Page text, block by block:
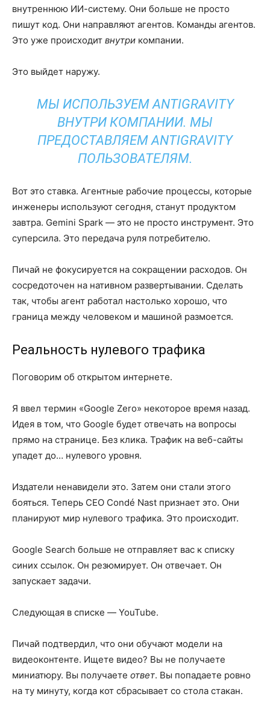
внутреннюю ИИ-систему. Они больше не просто
пишут код. Они направляют агентов. Команды агентов.
Это уже происходит внутри компании.
Это выйдет наружу.
МЫ ИСПОЛЬЗУЕМ ANTIGRAVITY
ВНУТРИ КОМПАНИИ. МЫ
ПРЕДОСТАВЛЯЕМ ANTIGRAVITY
ПОЛЬЗОВАТЕЛЯМ.
Вот это ставка. Агентные рабочие процессы, которые
инженеры используют сегодня, станут продуктом
завтра. Gemini Spark — это не просто инструмент. Это
суперсила. Это передача руля потребителю.
Пичай не фокусируется на сокращении расходов. Он
сосредоточен на нативном развертывании. Сделать
так, чтобы агент работал настолько хорошо, что
граница между человеком и машиной размоется.
Реальность нулевого трафика
Поговорим об открытом интернете.
Я ввел термин «Google Zero» некоторое время назад.
Идея в том, что Google будет отвечать на вопросы
прямо на странице. Без клика. Трафик на веб-сайты
упадет до… нулевого уровня.
Издатели ненавидели это. Затем они стали этого
бояться. Теперь CEO Condé Nast признает это. Они
планируют мир нулевого трафика. Это происходит.
Google Search больше не отправляет вас к списку
синих ссылок. Он резюмирует. Он отвечает. Он
запускает задачи.
Следующая в списке — YouTube.
Пичай подтвердил, что они обучают модели на
видеоконтенте. Ищете видео? Вы не получаете
миниатюру. Вы получаете ответ. Вы попадаете ровно
на ту минуту, когда кот сбрасывает со стола стакан.